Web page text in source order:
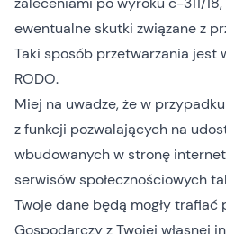
ewentualne skutki związane z
Taki sposób przetwarzania jest
RODO.
Miej na uwadze, że w
z funkcji pozwalających na
wbudowanych w stronę
serwisów społecznościowych
Twoje dane będą mogły trafiać
Gospodarczy z Twojej własnej